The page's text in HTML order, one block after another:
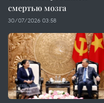
смертью мозга
30/07/2026 03:58